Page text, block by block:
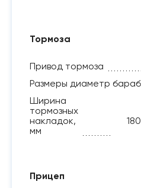
Тормоза
Привод тормоза
Размеры диаметр
Ширина
тормозных
накладок,
мм
Прицеп